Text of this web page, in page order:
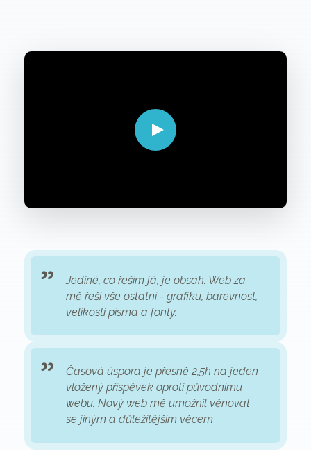
Jediné, co řeším já, je obsah. Web za
mě řeší vše ostatní - grafiku, barevnost,
velikosti písma a fonty.
Časová úspora je přesně 2,5h na jeden
vložený příspěvek oproti původnímu
webu. Nový web mě umožnil věnovat
se jiným a důležitějším věcem